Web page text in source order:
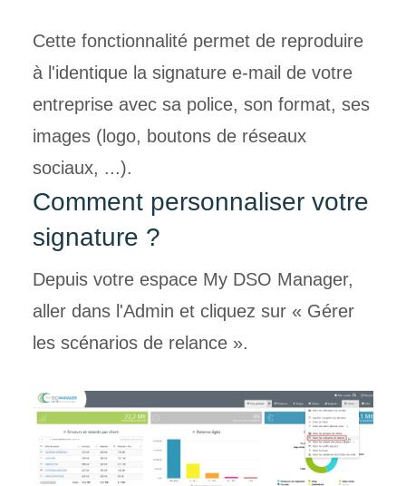
Cette fonctionnalité permet de reproduire
à l'identique la signature e-mail de votre
entreprise avec sa police, son format, ses
images (logo, boutons de réseaux
sociaux, ...).
Comment personnaliser votre
signature ?
Depuis votre espace My DSO Manager,
aller dans l'Admin et cliquez sur « Gérer
les scénarios de relance ».